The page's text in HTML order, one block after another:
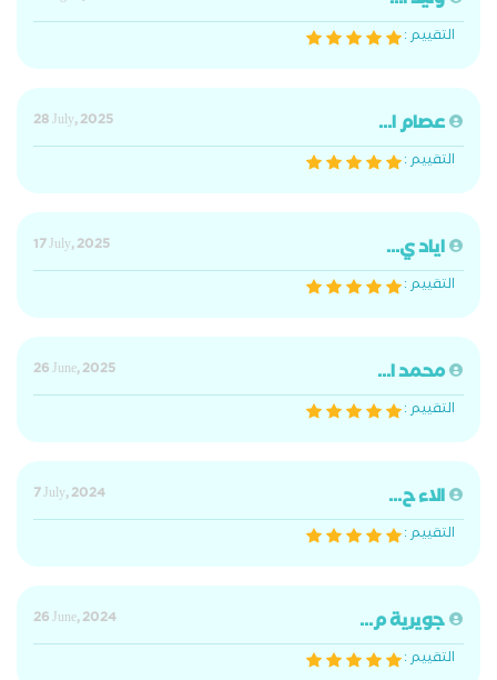
التقييم :
عصام ا...
28 July, 2025
التقييم :
اياد ي...
17 July, 2025
التقييم :
محمد ا...
26 June, 2025
التقييم :
الاء ح...
7 July, 2024
التقييم :
جويرية م...
26 June, 2024
التقييم :